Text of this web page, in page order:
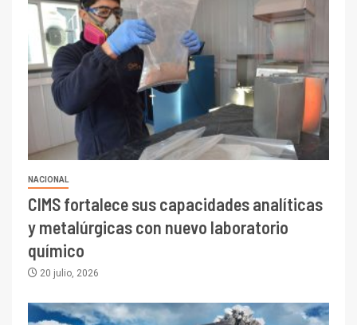
NACIONAL
CIMS fortalece sus capacidades analíticas
y metalúrgicas con nuevo laboratorio
químico
20 julio, 2026